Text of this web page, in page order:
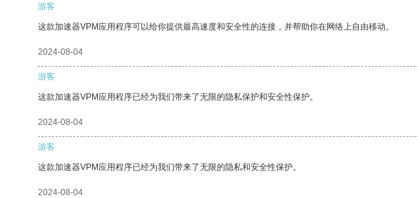
游客
这款加速器VPM应用程序可以给你提供最高速度和安全性的连接，并帮助你在网络上自由移动。
2024-08-04
游客
这款加速器VPM应用程序已经为我们带来了无限的隐私保护和安全性保护。
2024-08-04
游客
这款加速器VPM应用程序已经为我们带来了无限的隐私和安全性保护。
2024-08-04